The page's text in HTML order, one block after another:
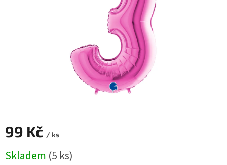
99 Kč / ks
cena:
Skladem (5 ks)